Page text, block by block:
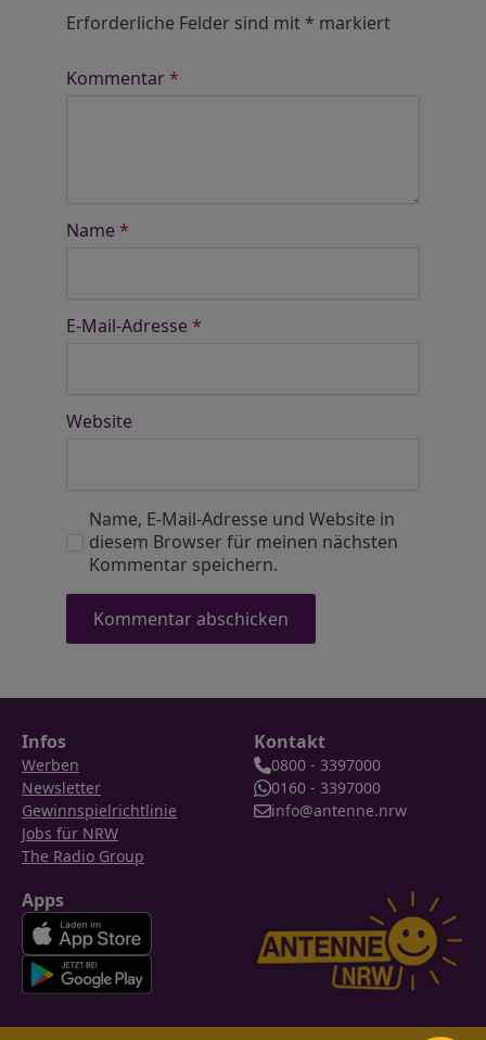
Erforderliche Felder sind mit * markiert
Kommentar*
Name *
E-Mail-Adresse *
Website
Name, E-Mail-Adresse und Website in
diesem Browser für meinen nächsten
Kommentar speichern.
Infos
Werben
Newsletter
Gewinnspielrichtlinie
Jobs für NRW
The Radio Group
Kontakt
0800 - 3397000
0160 - 3397000
info@antenne.nrw
Apps